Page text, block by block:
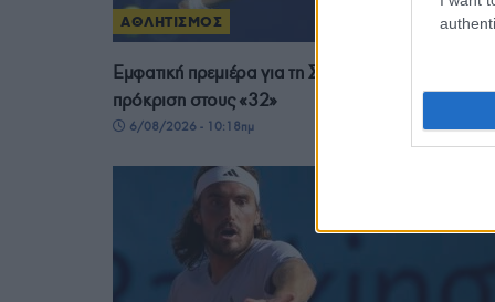
ΑΘΛΗΤΙΣΜΟΣ
Εμφατική πρεμιέρα για τη Σάκκαρη στο Τορόντο και
πρόκριση στους «32»
6/08/2026 - 10:18πμ